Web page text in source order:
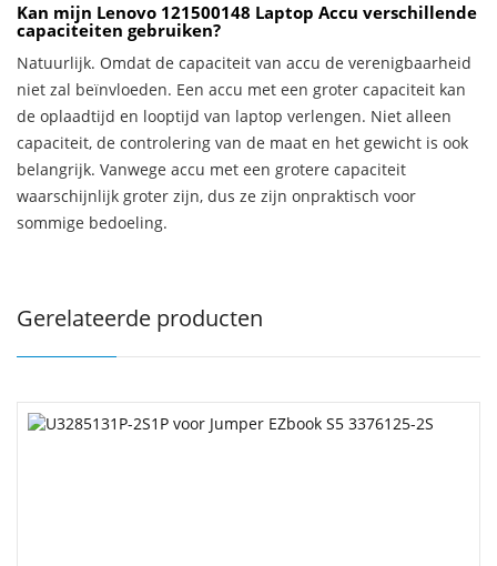
Kan mijn Lenovo 121500148 Laptop Accu verschillende
capaciteiten gebruiken?
Natuurlijk. Omdat de capaciteit van accu de verenigbaarheid
niet zal beïnvloeden. Een accu met een groter capaciteit kan
de oplaadtijd en looptijd van laptop verlengen. Niet alleen
capaciteit, de controlering van de maat en het gewicht is ook
belangrijk. Vanwege accu met een grotere capaciteit
waarschijnlijk groter zijn, dus ze zijn onpraktisch voor
sommige bedoeling.
Gerelateerde producten